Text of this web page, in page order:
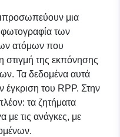
μια
φωτογραφία των
ατόμων που
στιγμή της εκπόνησης
Τα δεδομένα αυτά
έγκριση του RPP. Στην
τα ζητήματα
με τις ανάγκες, με